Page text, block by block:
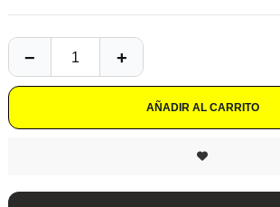
AÑADIR AL CARRITO